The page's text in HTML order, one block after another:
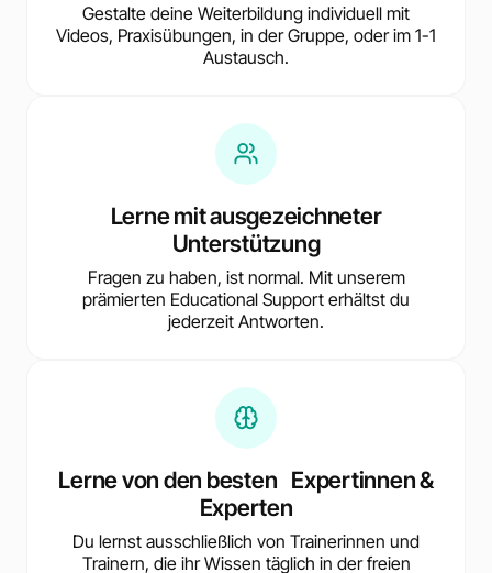
Gestalte deine Weiterbildung individuell mit
Videos, Praxisübungen, in der Gruppe, oder im 1-1
Austausch.
Lerne mit ausgezeichneter
Unterstützung
Fragen zu haben, ist normal. Mit unserem
prämierten Educational Support erhältst du
jederzeit Antworten.
Lerne von den besten Expertinnen &
Experten
Du lernst ausschließlich von Trainerinnen und
Trainern, die ihr Wissen täglich in der freien